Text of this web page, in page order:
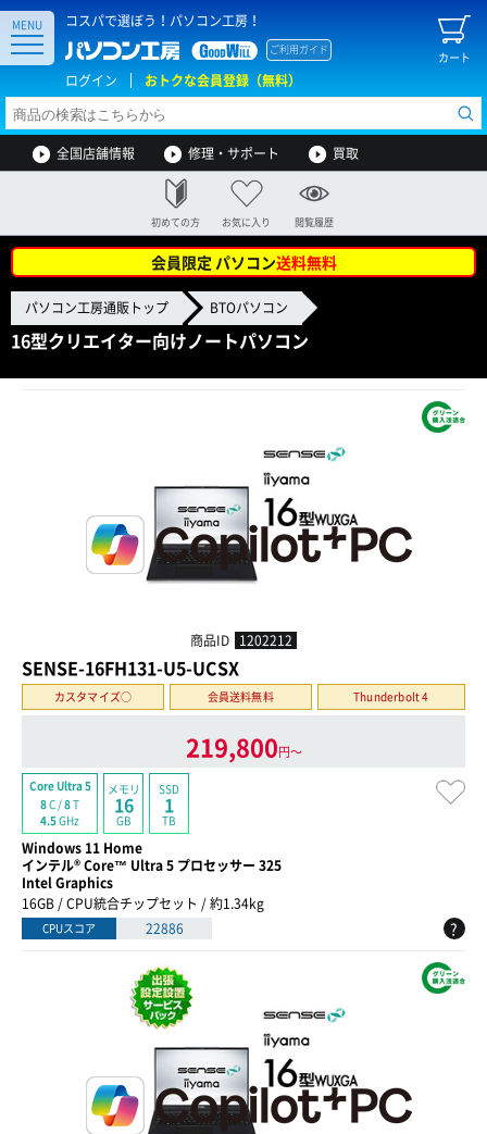
コスパで選ぼう！パソコン工房！
カート
ご利用ガイド
ログイン おトクな会員登録（無料）
MENU
全国店舗情報 修理・サポート 買取
初めての方 お気に入り 閲覧履歴
会員限定 パソコン送料無料
パソコン工房通販トップ BTOパソコン
16型クリエイター向けノートパソコン
商品ID 1202212
SENSE-16FH131-U5-UCSX
カスタマイズ○ 会員送料無料 Thunderbolt 4
219,800円〜
Core Ultra 5
8C /8T
4.5GHz
メモリ
16
GB
SSD
1
TB
Windows 11 Home
インテル® Core™ Ultra 5 プロセッサー 325
Intel Graphics
16GB / CPU統合チップセット / 約1.34kg
CPUスコア 22886 ?